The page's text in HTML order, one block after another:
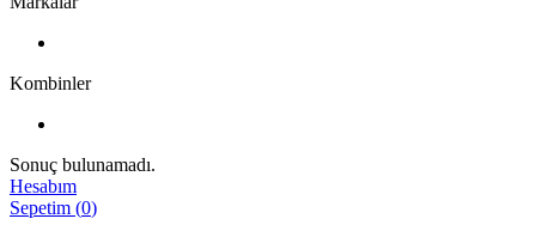
Kombinler
Sonuç bulunamadı.
Hesabım
Sepetim (0)